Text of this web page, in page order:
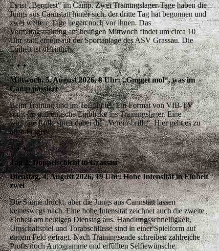
Es ist „Bergfest“ im Camp. Zwei Trainingslager-Tage haben die
Jungs aus Cannstatt hinter sich, der dritte Tag hat begonnen und
zwei weitere Tage liegen noch vor ihnen. Das
Vormittagstraining am heutigen Mittwoch findet um circa 10
Uhr statt, erneut auf der Sportanlage des ASV Grassau. Die
Einheit ist öffentlich.
+ + +
Mittwoch, 5. August 2026, 8 Uhr: „Gugget mol“, was im
Camp passiert
Beim Training und im Teamhotel. Ein Format von VfB-TV
sorgt für authentische Einblicke ins Trainingslager. Eine
wichtige Rolle spielt dabei die „Vereinsbrille“. Hier geht es zu
allen Folgen:
+ + +
Tag 2: Doppelschicht in Grassau
Dienstag, 4. August 2026, 19 Uhr: Hohe Intensität in Einheit
zwei
Die Sonne drückt, aber die Jungs aus Cannstatt lassen
keineswegs nach. Eine hohe Intensität zeichnet auch die zweite
Einheit am heutigen Dienstag aus. Handlungsschnelligkeit,
Umschaltspiel und Torabschlüsse sind in einer Spielform auf
engem Feld gefragt. Nach Trainingsende schreiben zahlreiche
Profis noch Autogramme und erfüllten Selfiewünsche.